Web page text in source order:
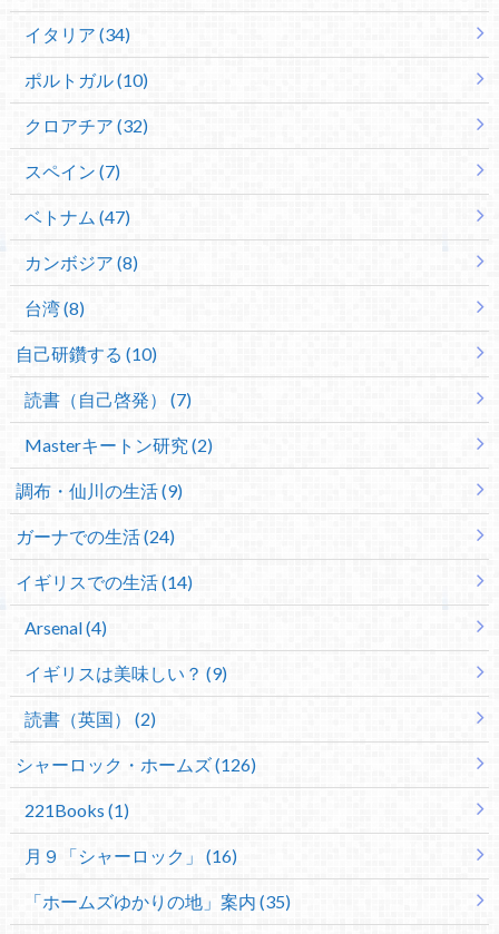
イタリア (34)
ポルトガル (10)
クロアチア (32)
スペイン (7)
ベトナム (47)
カンボジア (8)
台湾 (8)
自己研鑽する (10)
読書（自己啓発） (7)
Masterキートン研究 (2)
調布・仙川の生活 (9)
ガーナでの生活 (24)
イギリスでの生活 (14)
Arsenal (4)
イギリスは美味しい？ (9)
読書（英国） (2)
シャーロック・ホームズ (126)
221Books (1)
月９「シャーロック」 (16)
「ホームズゆかりの地」案内 (35)